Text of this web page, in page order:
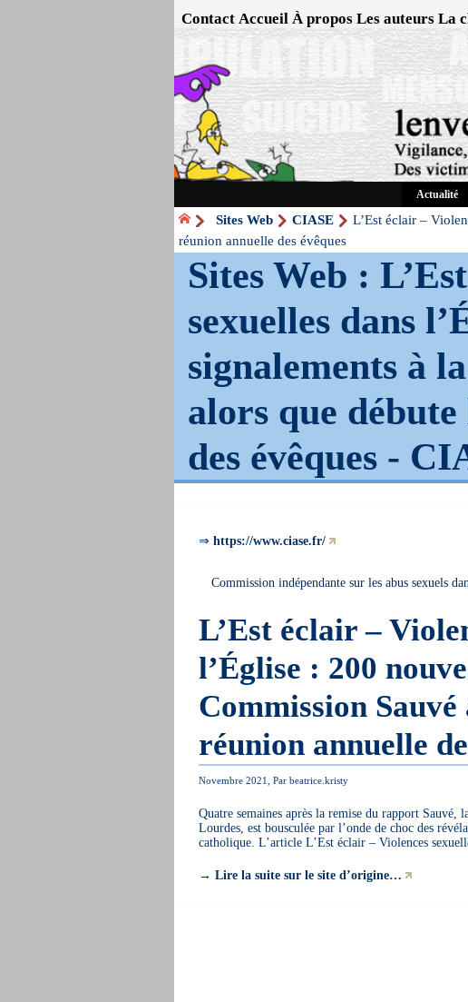
Contact Accueil À propos Les auteurs La
Actualité
Sites Web CIASE
L’Est éclair –
réunion annuelle des évêques
Sites Web :
sexuelles dans
signalements à
alors que
des évêques -
⇒ https://www.ciase.fr/
Commission indépendante sur les abus sexuels
L’Est éclair –
l’Église : 200
Commission
réunion annuelle
Novembre 2021, Par beatrice.kristy
Quatre semaines après la remise du rapport
Lourdes, est bousculée par l’onde de choc des
catholique. L’article L’Est éclair – Violences
→ Lire la suite sur le site d’origine…